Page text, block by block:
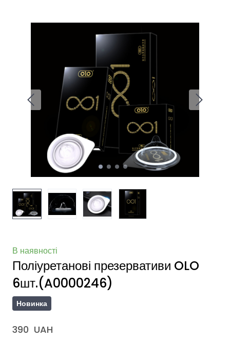
В наявності
Поліуретанові презервативи OLO
6шт.(A0000246)
Новинка
390  UAH